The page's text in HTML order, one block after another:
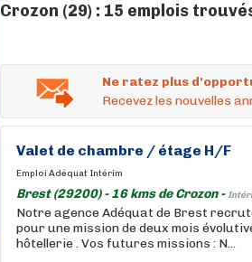
Crozon (29) : 15 emplois
Ne ratez plus
Recevez les nouvelles
Valet de chambre / étage H/F
Emploi Adéquat Intérim
Brest (29200) - 16 kms de Crozon -
Notre agence Adéquat de Brest
pour une mission de deux mois
hôtellerie . Vos futures missions : N...